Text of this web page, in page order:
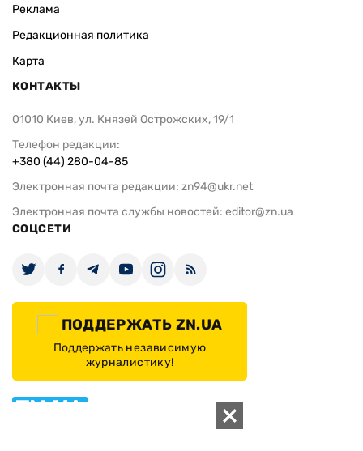
Реклама
Редакционная политика
Карта
КОНТАКТЫ
01010 Киев, ул. Князей Острожских, 19/1
Телефон редакции:
+380 (44) 280-04-85
Электронная почта редакции: zn94@ukr.net
Электронная почта службы новостей: editor@zn.ua
СОЦСЕТИ
ПОДДЕРЖАТЬ ZN.UA
Поддержать независимую
журналистику!